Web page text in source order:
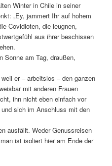
Winter in Chile in seiner
„Ey, jammert Ihr auf hohem
Covidioten, die leugnen,
aus ihrer beschissen
Sonne am Tag, draußen,
er – arbeitslos – den ganzen
mit anderen Frauen
ihn nicht eben einfach vor
sich im Anschluss mit den
ausfällt. Weder Genussreisen
ist isoliert hier am Ende der